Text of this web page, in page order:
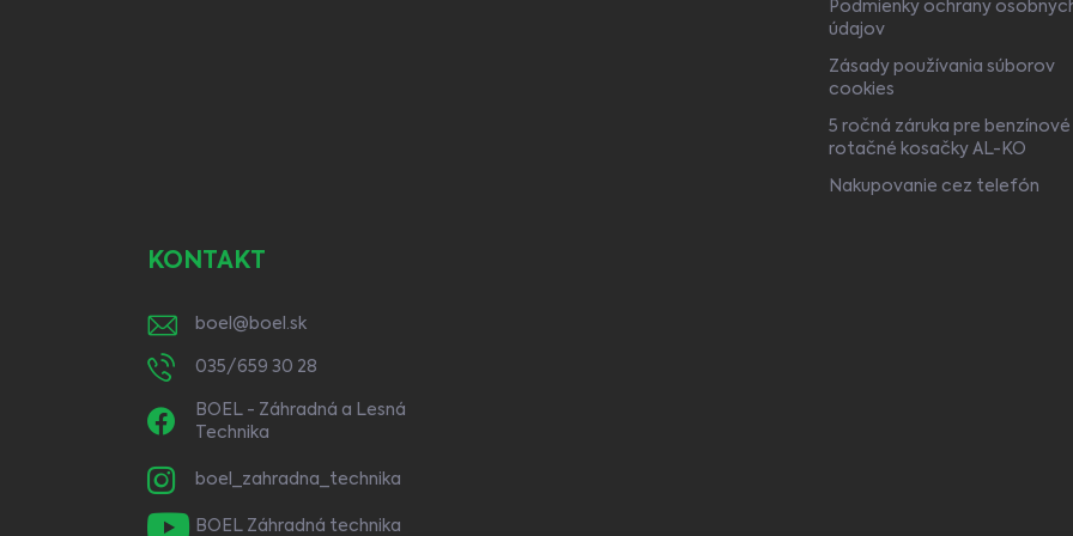
Podmienky ochrany
údajov
Zásady používania súborov
cookies
5 ročná záruka pre benzínové
rotačné kosačky AL-KO
Nakupovanie cez telefón
KONTAKT
boel @ boel.sk
035/659 30 28
BOEL - Záhradná a Lesná
Technika
boel_zahradna_technika
BOEL Záhradná technika